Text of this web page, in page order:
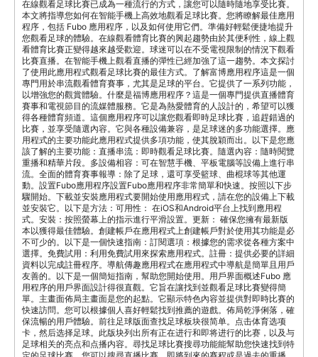
在線觀看足球比賽已成為一種流行的方式，讓您可以隨時隨地享受比賽。
本文將指導您如何在智能手機上高效地觀看足球比賽。您將瞭解最佳應用
程序，包括 Fubo 應用程序，以及如何使用它們。準備好輕鬆便捷地提升
您觀看足球的體驗。在線觀看體育比賽的興起趨勢由於其便利性，線上觀
看體育比賽正變得越來越受歡迎。球迷可以在不受電視限制的情況下觀看
比賽直播。在智能手機上觀看直播的彈性已經加強了這一趨勢。本文探討
了使用此應用程式觀看足球比賽的最佳方式。了解富博應用程序這是一個
專門用於串流觀看體育賽事，尤其是足球的平台。它提供了一系列功能，
以增強您的觀賞體驗。什麼是福博應用程序？這是一個專門提供直播體育
賽事和電視節目的流媒體服務。它是為熱愛體育的人設計的，希望可以獲
得各種體育頻道。這個應用程序可以讓您觀看即時足球比賽，追趕錯過的
比賽，並享受隨選內容。它與各種設備兼容，是足球迷的多功能選擇。應
用程式的主要功能此應用程式提供多項功能，使其脫穎而出。以下是您應
該了解的主要功能：直播串流：即時觀看足球比賽。隨選內容：隨時閱覽
重播和精華片段。多設備相容：可在智慧手機、平板電腦等設備上進行串
流。全面的體育賽事報導：除了足球，還可享受籃球、曲棍球等其他運
動。設置Fubo應用程序設置Fubo應用程序非常簡單和快速。按照以下步
驟開始。下載並安裝應用程式要開始使用應用程式，請在您的設備上下載
並安裝它。以下是方法：可用性： 在iOS和Android平台上找到應用程
式。安裝：按照螢幕上的指示進行平滑設置。更新： 確保您擁有最新版
本以獲得最佳體驗。創建帳戶在應用程式上創建帳戶對於使用其功能是必
不可少的。以下是一個快速指南：訂閱選項：根據您的需求從各種方案中
選擇。免費試用：利用免費試用來探索應用程式。註冊：提供必要的詳細
資料以完成註冊程序。導航傳趣應用程式在應用程式中導航是簡單且用戶
友善的。以下是一個簡短指南，幫助您開始使用。用戶界面概述Fubo 應
用程序的用戶界面設計得很直觀。它旨在讓找到並觀看足球比賽變得簡
單。主畫面佈局主畫面是您的起點。它顯示特色內容並提供對即時比賽的
快速訪問。您可以根據個人喜好輕鬆找到推薦的遊戲。佈局乾淨俐落，確
保流暢的用戶體驗。前往足球版面查找足球板块很简单。点击体育选项
卡，然后选择足球。此版块列出所有正在进行和即将进行的比赛，以及与
足球相关的亮点和点播内容。尋找足球比賽搜尋功能能幫助您快速找到特
定的足球比賽。您可以搜尋直播比賽、即將到來的賽程或是過去的重播。